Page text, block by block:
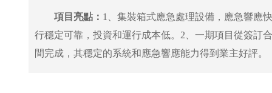
項目亮點： 1、集裝箱式應急處理設備，應急響應
行穩定可靠，投資和運行成本低。2、一期項目從簽訂
間完成，其穩定的系統和應急響應能力得到業主好評。